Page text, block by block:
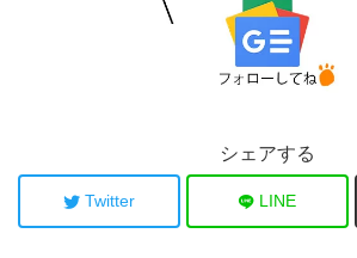
シェアする
Twitter LINE